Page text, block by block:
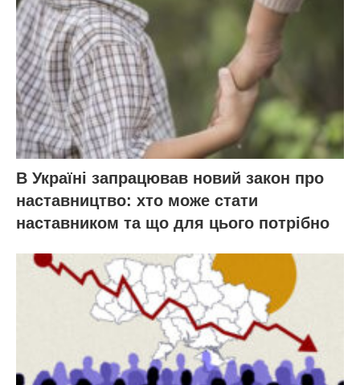
В Україні запрацював новий закон про
наставництво: хто може стати
наставником та що для цього потрібно